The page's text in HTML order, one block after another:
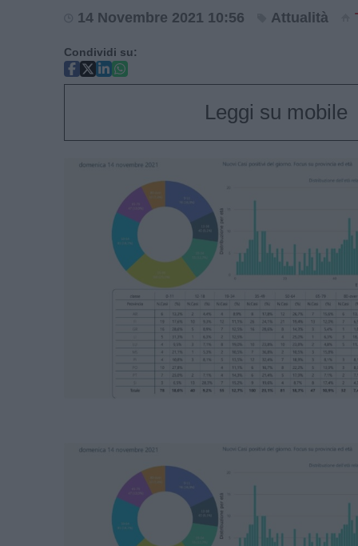
14 Novembre 2021 10:56 Attualità
Condividi su:
Leggi su mobile